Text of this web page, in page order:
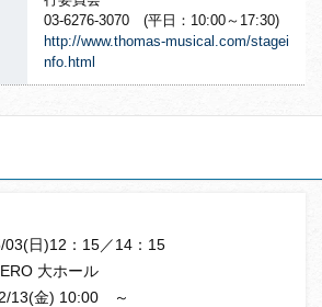
03-6276-3070 (平日：10:00～17:30)
http://www.thomas-musical.com/stagei
nfo.html
03(日)12：15／14：15
大ホール
13(金) 10:00 ～